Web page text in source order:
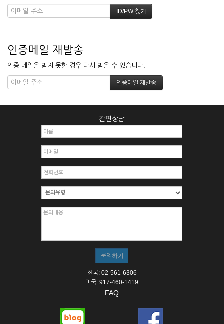
인증메일 재발송
인증 메일을 받지 못한 경우 다시 받을 수 있습니다.
간편상담
한국: 02-561-6306
미국: 917-460-1419
FAQ